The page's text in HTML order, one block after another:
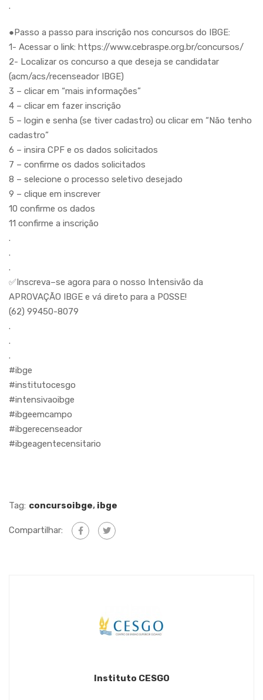
.
●Passo a passo para inscrição nos concursos do IBGE:
1- Acessar o link: https://www.cebraspe.org.br/concursos/
2- Localizar os concurso a que deseja se candidatar
(acm/acs/recenseador IBGE)
3 – clicar em “mais informações”
4 – clicar em fazer inscrição
5 – login e senha (se tiver cadastro) ou clicar em “Não tenho
cadastro”
6 – insira CPF e os dados solicitados
7 – confirme os dados solicitados
8 – selecione o processo seletivo desejado
9 – clique em inscrever
10 confirme os dados
11 confirme a inscrição
.
.
.
✅Inscreva–se agora para o nosso Intensivão da
APROVAÇÃO IBGE e vá direto para a POSSE!
(62) 99450-8079
.
.
.
#ibge
#institutocesgo
#intensivaoibge
#ibgeemcampo
#ibgerecenseador
#ibgeagentecensitario
Tag: concursoibge, ibge
Compartilhar:
Instituto CESGO